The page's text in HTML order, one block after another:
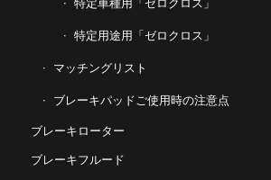
特定車種用「ゼロクロス」
特定用途用「ゼロクロス」
マッチングリスト
ブレーキパッドご使用時の注意点
ブレーキローター
ブレーキフルード